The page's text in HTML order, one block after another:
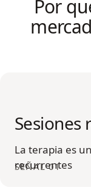
Por
SEÑAL 01
Sesiones
La terapia es
recurrentes